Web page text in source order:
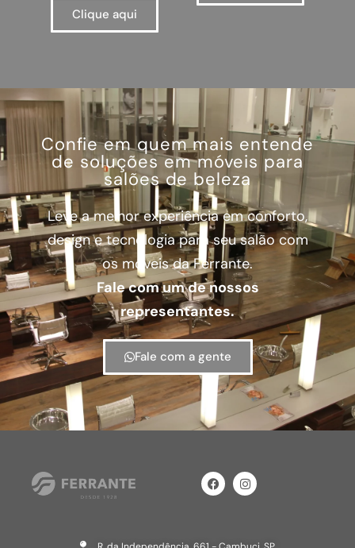
Clique aqui
Confie em quem mais entende
de soluções em móveis para
salões de beleza
Leve a melhor experiência em conforto,
design e tecnologia para seu salão com
os móveis da Ferrante.
Fale com um de nossos
representantes.
Fale com a gente